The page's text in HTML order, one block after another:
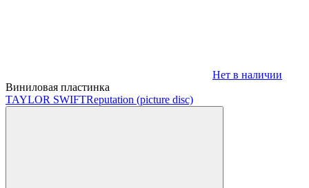
Нет в наличии
Виниловая пластинка
TAYLOR SWIFTReputation (picture disc)